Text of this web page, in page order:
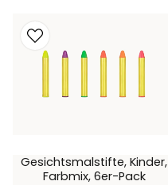
Gesichtsmalstifte, Kinder,
Farbmix, 6er-Pack